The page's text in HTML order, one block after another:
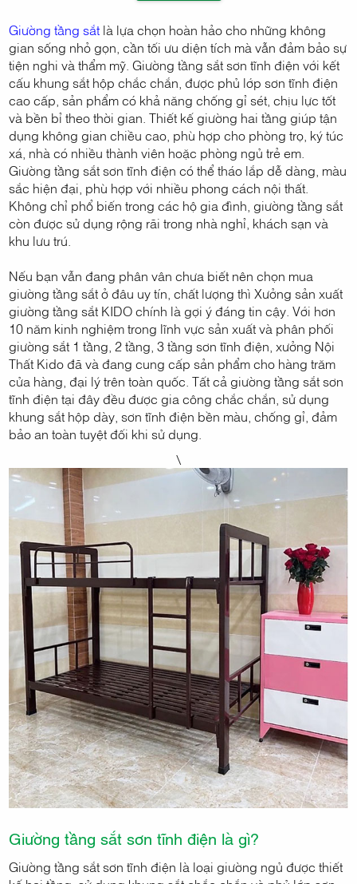
Giường tầng sắt là lựa chọn hoàn hảo cho những không
gian sống nhỏ gọn, cần tối ưu diện tích mà vẫn đảm bảo sự
tiện nghi và thẩm mỹ. Giường tầng sắt sơn tĩnh điện với kết
cấu khung sắt hộp chắc chắn, được phủ lớp sơn tĩnh điện
cao cấp, sản phẩm có khả năng chống gỉ sét, chịu lực tốt
và bền bỉ theo thời gian. Thiết kế giường hai tầng giúp tận
dụng không gian chiều cao, phù hợp cho phòng trọ, ký túc
xá, nhà có nhiều thành viên hoặc phòng ngủ trẻ em.
Giường tầng sắt sơn tĩnh điện có thể tháo lắp dễ dàng, màu
sắc hiện đại, phù hợp với nhiều phong cách nội thất.
Không chỉ phổ biến trong các hộ gia đình, giường tầng sắt
còn được sử dụng rộng rãi trong nhà nghỉ, khách sạn và
khu lưu trú.
Nếu bạn vẫn đang phân vân chưa biết nên chọn mua
giường tầng sắt ở đâu uy tín, chất lượng thì Xưởng sản xuất
giường tầng sắt KIDO chính là gợi ý đáng tin cậy. Với hơn
10 năm kinh nghiệm trong lĩnh vực sản xuất và phân phối
giường sắt 1 tầng, 2 tầng, 3 tầng sơn tĩnh điện, xưởng Nội
Thất Kido đã và đang cung cấp sản phẩm cho hàng trăm
cửa hàng, đại lý trên toàn quốc. Tất cả giường tầng sắt sơn
tĩnh điện tại đây đều được gia công chắc chắn, sử dụng
khung sắt hộp dày, sơn tĩnh điện bền màu, chống gỉ, đảm
bảo an toàn tuyệt đối khi sử dụng.
\
Giường tầng sắt sơn tĩnh điện là gì?
Giường tầng sắt sơn tĩnh điện là loại giường ngủ được thiết